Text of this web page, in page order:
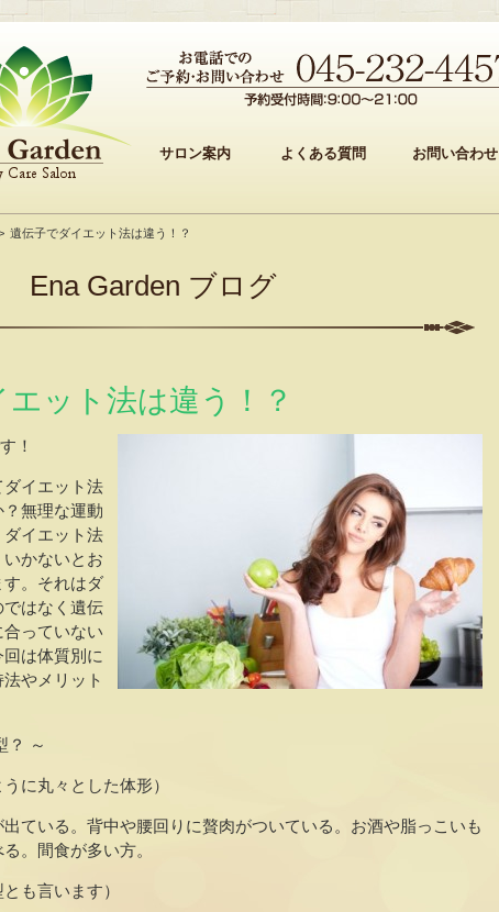
サロン案内 よくある質問 お問い合わせ
Ena Garden ブログ
ット法は違う！？
！
イエット法
無理な運動
イエット法
かないとお
。それはダ
はなく遺伝
っていない
は体質別に
やメリット
？ ～
に丸々とした体形）
ている。背中や腰回りに贅肉がついている。お酒や脂っこいも
。間食が多い方。
も言います）
遺伝子でダイエット法は違う！？